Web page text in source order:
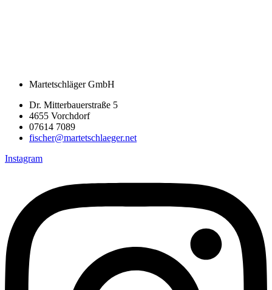
Martetschläger GmbH
Dr. Mitterbauerstraße 5
4655 Vorchdorf
07614 7089
fischer@martetschlaeger.net
Instagram